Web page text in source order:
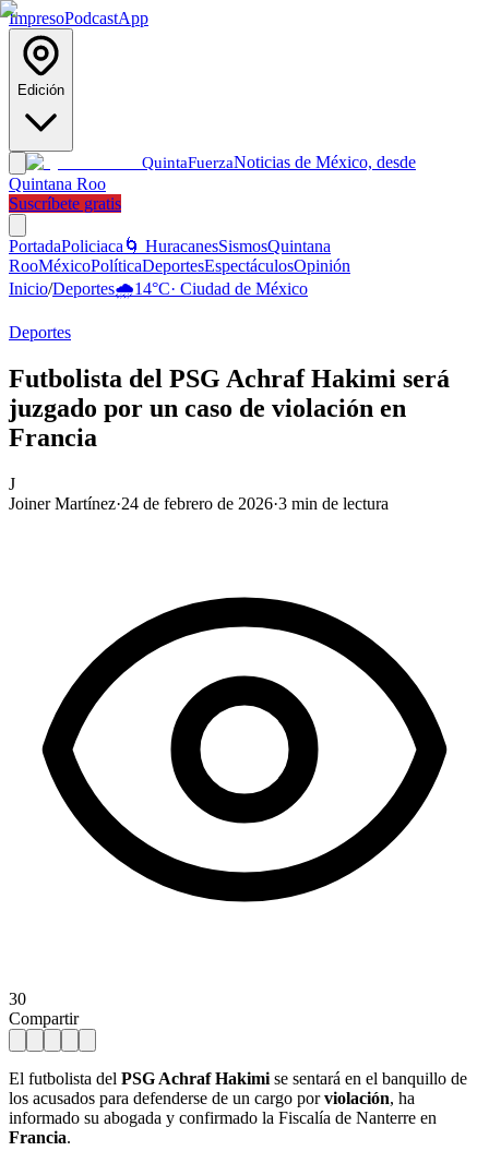
ImpresoPodcastApp
Edición
QuintaFuerzaNoticias de México, desde
Quintana Roo
Suscríbete gratis
PortadaPoliciaca 🌀 HuracanesSismosQuintana
RooMéxicoPolíticaDeportesEspectáculosOpinión
Inicio/Deportes🌧️14°C· Ciudad de México
Deportes
Futbolista del PSG Achraf Hakimi será
juzgado por un caso de violación en
Francia
J
Joiner Martínez·24 de febrero de 2026·3 min de lectura
30
Compartir
El futbolista del PSG Achraf Hakimi se sentará en el banquillo de
los acusados para defenderse de un cargo porviolación, ha
informado su abogada y confirmado la Fiscalía de Nanterre en
Francia.